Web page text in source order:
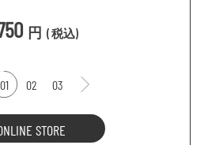
円 (税込)
01 02 03
STORE